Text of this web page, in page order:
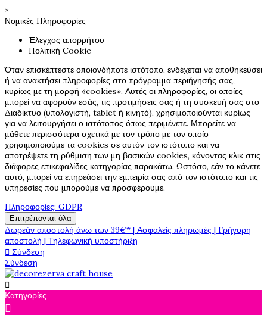
×
Νομικές Πληροφορίες
Έλεγχος απορρήτου
Πολιτική Cookie
Όταν επισκέπτεστε οποιονδήποτε ιστότοπο, ενδέχεται να αποθηκεύσει
ή να ανακτήσει πληροφορίες στο πρόγραμμα περιήγησής σας,
κυρίως με τη μορφή «cookies». Αυτές οι πληροφορίες, οι οποίες
μπορεί να αφορούν εσάς, τις προτιμήσεις σας ή τη συσκευή σας στο
Διαδίκτυο (υπολογιστή, tablet ή κινητό), χρησιμοποιούνται κυρίως
για να λειτουργήσει ο ιστότοπος όπως περιμένετε. Μπορείτε να
μάθετε περισσότερα σχετικά με τον τρόπο με τον οποίο
χρησιμοποιούμε τα cookies σε αυτόν τον ιστότοπο και να
αποτρέψετε τη ρύθμιση των μη βασικών cookies, κάνοντας κλικ στις
διάφορες επικεφαλίδες κατηγορίας παρακάτω. Ωστόσο, εάν το κάνετε
αυτό, μπορεί να επηρεάσει την εμπειρία σας από τον ιστότοπο και τις
υπηρεσίες που μπορούμε να προσφέρουμε.
Πληροφορίες: GDPR
Επιτρέπονται όλα
Δωρεάν αποστολή άνω των 39€* | Ασφαλείς πληρωμές | Γρήγορη
αποστολή | Τηλεφωνική υποστήριξη
 Σύνδεση
Σύνδεση

Κατηγορίες
